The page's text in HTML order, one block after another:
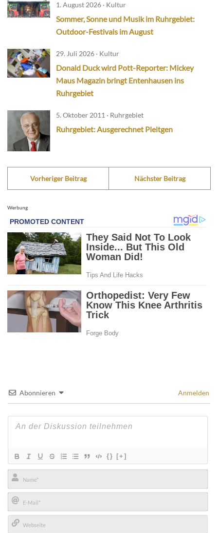
1. August 2026 · Kultur
Sommer, Sonne und Musik im Ruhrgebiet:
Outdoor-Festivals im August
29. Juli 2026 · Kultur
Donald Duck wird Pott-Reporter: Mickey
Maus Magazin bringt Entenhausen ins
Ruhrgebiet
5. Oktober 2011 · Ruhrgebiet
Ruhrgebiet: Ausgerechnet Pleitgen
Vorheriger Beitrag Nächster Beitrag
Werbung
Abonnieren Anmelden
{} [+]
Name*
E-
Mail*